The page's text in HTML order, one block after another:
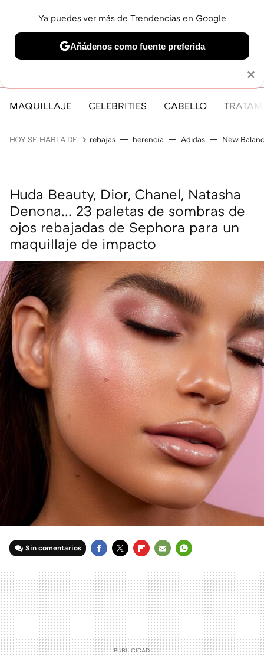
MAQUILLAJE CELEBRITIES CABELLO
HOY SE HABLA DE rebajas herencia Adidas New
Huda Beauty, Dior, Chanel, Natasha
Denona... 23 paletas de sombras de
ojos rebajadas de Sephora para un
maquillaje de impacto
Sin comentarios
MAIL
×
Ya puedes ver más de Trendencias en Google
Añádenos como fuente preferida